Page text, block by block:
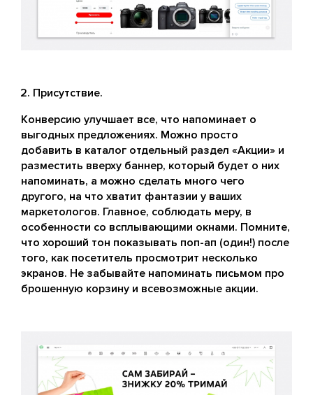
Присутствие.
Конверсию улучшает все, что напоминает о
выгодных предложениях. Можно просто
добавить в каталог отдельный раздел «Акции» и
разместить вверху баннер, который будет о них
напоминать, а можно сделать много чего
другого, на что хватит фантазии у ваших
маркетологов. Главное, соблюдать меру, в
особенности со всплывающими окнами. Помните,
что хороший тон показывать поп-ап (один!) после
того, как посетитель просмотрит несколько
экранов. Не забывайте напоминать письмом про
брошенную корзину и всевозможные акции.